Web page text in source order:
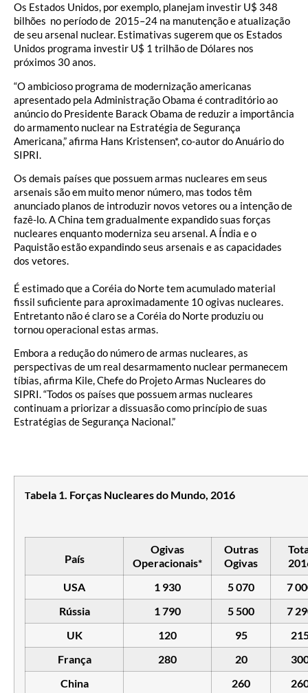
Os Estados Unidos, por exemplo, planejam investir U$ 348
bilhões no período de 2015–24 na manutenção e atualização
de seu arsenal nuclear. Estimativas sugerem que os Estados
Unidos programa investir U$ 1 trilhão de Dólares nos
próximos 30 anos.
“O ambicioso programa de modernização americanas
apresentado pela Administração Obama é contraditório ao
anúncio do Presidente Barack Obama de reduzir a importância
do armamento nuclear na Estratégia de Segurança
Americana,” afirma Hans Kristensen*, co-autor do Anuário do
SIPRI.
Os demais países que possuem armas nucleares em seus
arsenais são em muito menor número, mas todos têm
anunciado planos de introduzir novos vetores ou a intenção de
fazê-lo. A China tem gradualmente expandido suas forças
nucleares enquanto moderniza seu arsenal. A Índia e o
Paquistão estão expandindo seus arsenais e as capacidades
dos vetores.
É estimado que a Coréia do Norte tem acumulado material
fissil suficiente para aproximadamente 10 ogivas nucleares.
Entretanto não é claro se a Coréia do Norte produziu ou
tornou operacional estas armas.
Embora a redução do número de armas nucleares, as
perspectivas de um real desarmamento nuclear permanecem
tíbias, afirma Kile, Chefe do Projeto Armas Nucleares do
SIPRI. “Todos os países que possuem armas nucleares
continuam a priorizar a dissuasão como princípio de suas
Estratégias de Segurança Nacional.”
Tabela 1. Forças Nucleares do Mundo, 2016
País
Ogivas
Operacionais*
Outras
Ogivas
USA
1 930 5 070
7
Rússia
1 790 5 500
7
UK
120 95
França
280 20
China
260